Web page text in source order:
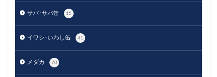
サバ･サバ缶 15
イワシ･いわし缶 41
メダカ 70